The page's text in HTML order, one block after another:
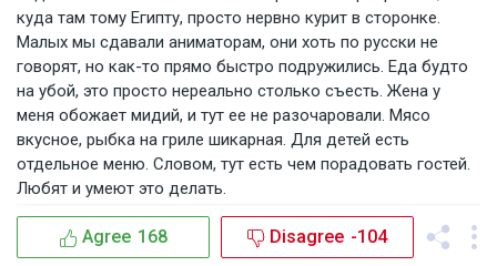
куда там тому Египту, просто нервно курит в сторонке.
Малых мы сдавали аниматорам, они хоть по русски не
говорят, но как-то прямо быстро подружились. Еда будто
на убой, это просто нереально столько съесть. Жена у
меня обожает мидий, и тут ее не разочаровали. Мясо
вкусное, рыбка на гриле шикарная. Для детей есть
отдельное меню. Словом, тут есть чем порадовать гостей.
Любят и умеют это делать.
Agree 168 Disagree -104